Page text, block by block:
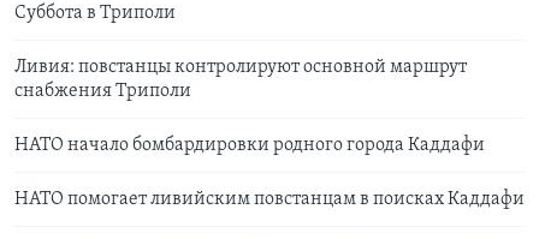
Суббота в Триполи
Ливия: повстанцы контролируют основной маршрут
снабжения Триполи
НАТО начало бомбардировки родного города Каддафи
НАТО помогает ливийским повстанцам в поисках Каддафи